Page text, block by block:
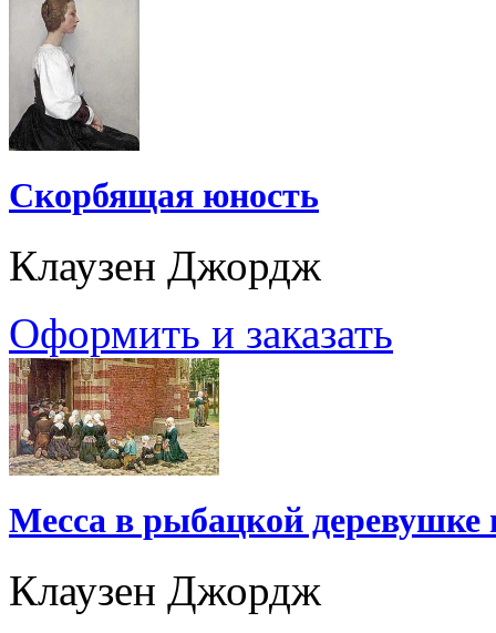
Скорбящая юность
Клаузен Джордж
Оформить и заказать
Месса в рыбацкой деревушке
Клаузен Джордж